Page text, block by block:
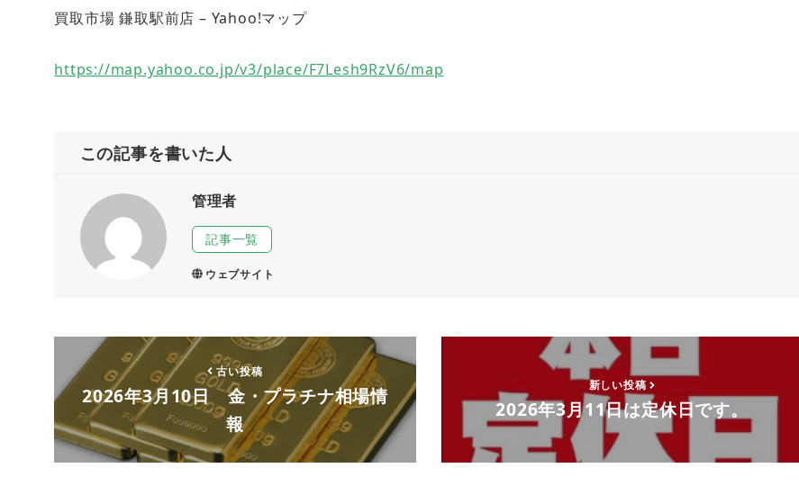
買取市場 鎌取駅前店 – Yahoo!マップ
https://map.yahoo.co.jp/v3/place/F7Lesh9RzV6/map
この記事を書いた人
管理者
記事一覧
ウェブサイト
古い投稿
2026年3月10日 金・プラチナ相場情
報
新しい投稿
2026年3月11日は定休日です。